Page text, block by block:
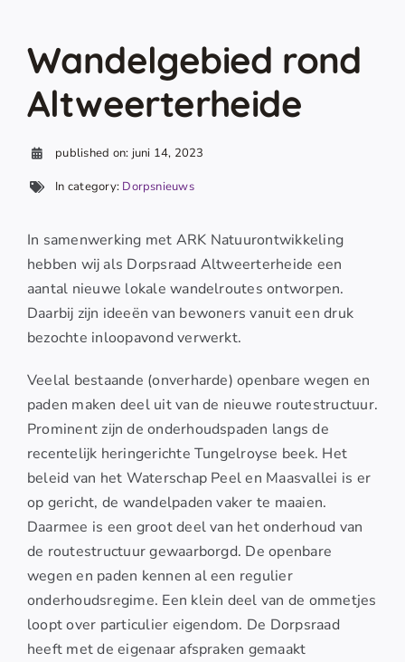
Wandelgebied rond
Altweerterheide
published on: juni 14, 2023
In category: Dorpsnieuws
In samenwerking met ARK Natuurontwikkeling
hebben wij als Dorpsraad Altweerterheide een
aantal nieuwe lokale wandelroutes ontworpen.
Daarbij zijn ideeën van bewoners vanuit een druk
bezochte inloopavond verwerkt.
Veelal bestaande (onverharde) openbare wegen en
paden maken deel uit van de nieuwe routestructuur.
Prominent zijn de onderhoudspaden langs de
recentelijk heringerichte Tungelroyse beek. Het
beleid van het Waterschap Peel en Maasvallei is er
op gericht, de wandelpaden vaker te maaien.
Daarmee is een groot deel van het onderhoud van
de routestructuur gewaarborgd. De openbare
wegen en paden kennen al een regulier
onderhoudsregime. Een klein deel van de ommetjes
loopt over particulier eigendom. De Dorpsraad
heeft met de eigenaar afspraken gemaakt